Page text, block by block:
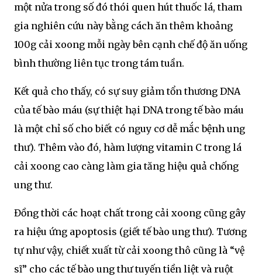
một nửa trong số đó thói quen hút thuốc lá, tham
gia nghiên cứu này bằng cách ăn thêm khoảng
100g cải xoong mỗi ngày bên cạnh chế độ ăn uống
bình thường liên tục trong tám tuần.
Kết quả cho thấy, có sự suy giảm tổn thương DNA
của tế bào máu (sự thiệt hại DNA trong tế bào máu
là một chỉ số cho biết có nguy cơ dễ mắc bệnh ung
thư). Thêm vào đó, hàm lượng vitamin C trong lá
cải xoong cao càng làm gia tăng hiệu quả chống
ung thư.
Đồng thời các hoạt chất trong cải xoong cũng gây
ra hiệu ứng apoptosis (giết tế bào ung thư). Tương
tự như vậy, chiết xuất từ cải xoong thô cũng là “vệ
sĩ” cho các tế bào ung thư tuyến tiền liệt và ruột